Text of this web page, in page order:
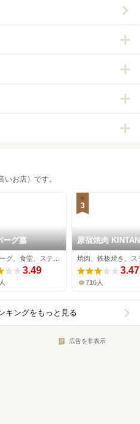
お店）です。
ーグ嘉
3.49
3
原宿焼肉 KINTAN
焼肉、鉄板焼き、ス
3.47
716人
キングをもっと見る
広告を非表示